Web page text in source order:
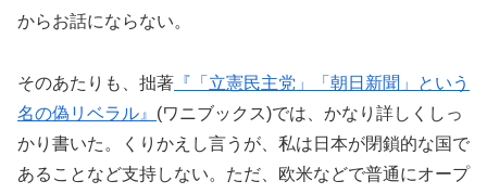
からお話にならない。
そのあたりも、拙著 『「立憲民主党」「朝日新聞」という
名の偽リベラル』 (ワニブックス)では、かなり詳しくしっ
かり書いた。くりかえし言うが、私は日本が閉鎖的な国で
あることなど支持しない。ただ、欧米などで普通にオープ